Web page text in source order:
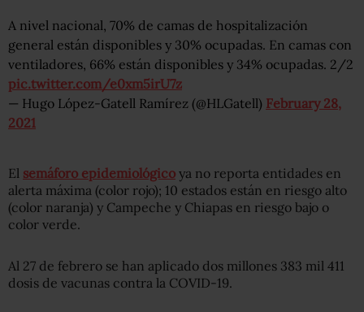
A nivel nacional, 70% de camas de hospitalización
general están disponibles y 30% ocupadas. En camas con
ventiladores, 66% están disponibles y 34% ocupadas. 2/2
pic.twitter.com/e0xm5irU7z
— Hugo López-Gatell Ramírez (@HLGatell) February 28,
2021
El semáforo epidemiológico ya no reporta entidades en
alerta máxima (color rojo); 10 estados están en riesgo alto
(color naranja) y Campeche y Chiapas en riesgo bajo o
color verde.
Al 27 de febrero se han aplicado dos millones 383 mil 411
dosis de vacunas contra la COVID-19.